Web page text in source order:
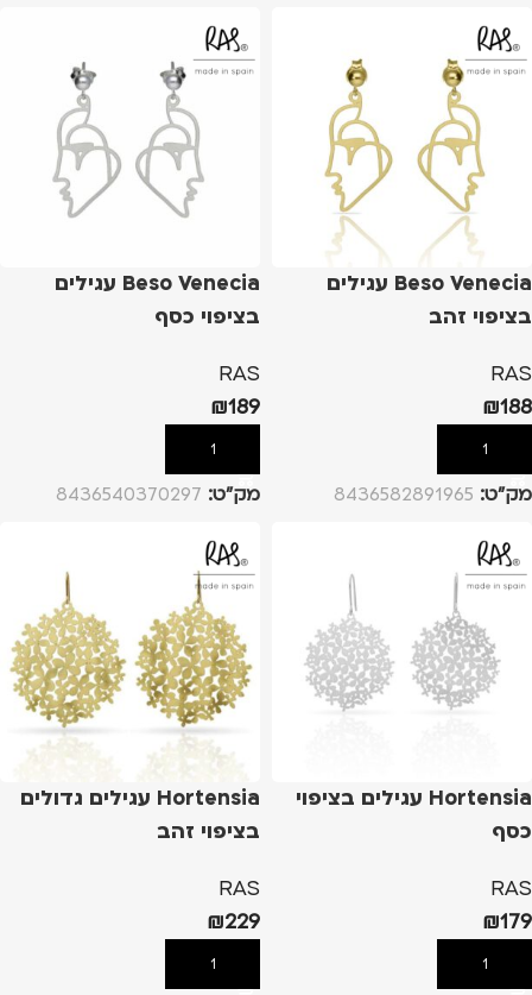
Beso Venecia עגילים
בציפוי זהב
RAS
₪188
הוספה לסל
מק”ט: 8436582891965
Beso Venecia עגילים
בציפוי כסף
RAS
₪189
הוספה לסל
מק”ט: 8436540370297
Hortensia עגילים בציפוי
כסף
RAS
₪179
הוספה לסל
Hortensia עגילים גדולים
בציפוי זהב
RAS
₪229
הוספה לסל